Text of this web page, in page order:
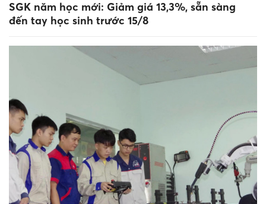
SGK năm học mới: Giảm giá 13,3%, sẵn sàng
đến tay học sinh trước 15/8